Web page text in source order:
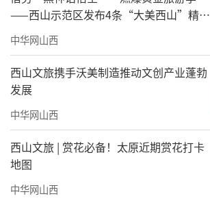
——西山示范区发布4条“大美西山”精品
旅游路线
中华网山西
西山文旅携手沃美制造推动文创产业蓬勃
发展
中华网山西
西山文旅 | 赏花必备！太原近期赏花打卡
地图
中华网山西